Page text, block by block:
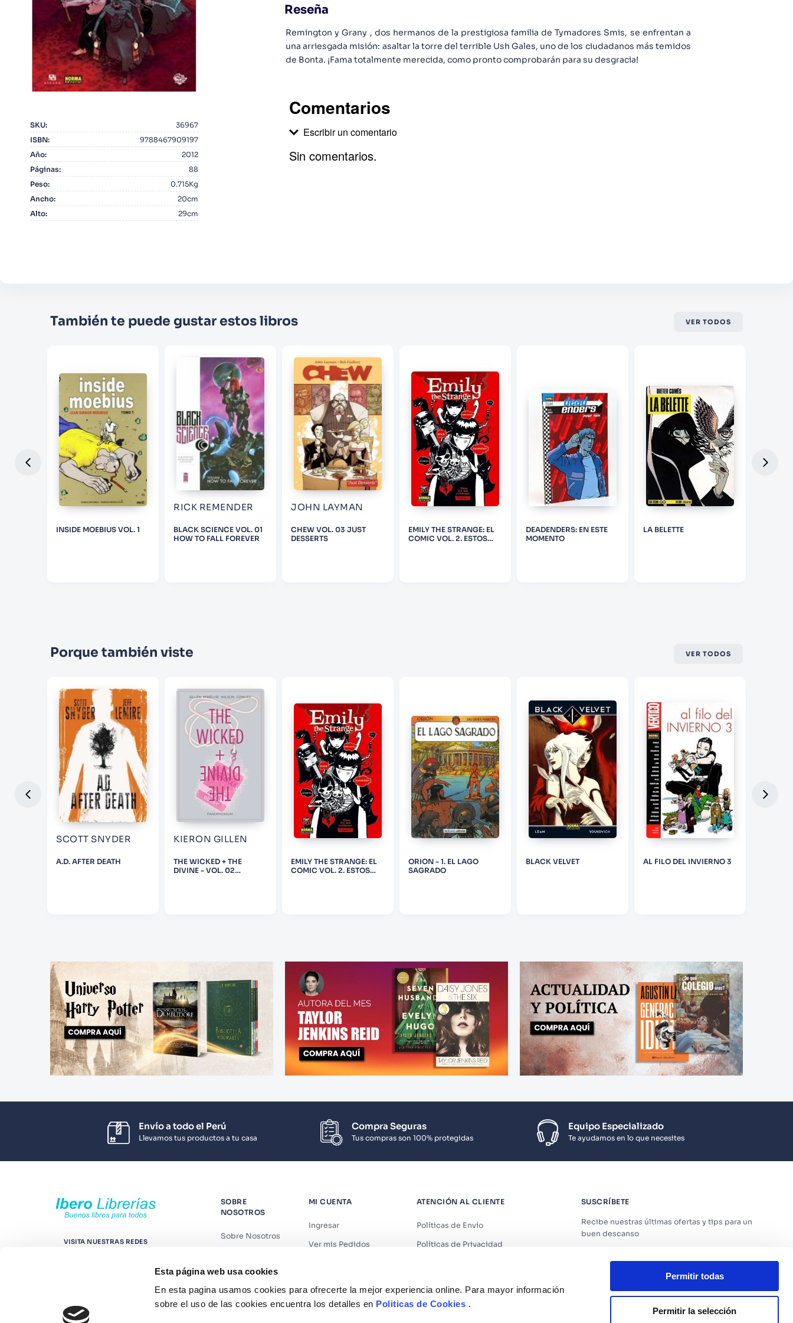
Esta página web usa cookies
En esta pagina usamos cookies para ofrecerte la mejor experiencia online. Para mayor información
sobre el uso de las cookies encuentra los detalles en Politicas de Cookies .
Permitir todas
Permitir la selección
SKU:
36967
ISBN:
9788467909197
Año:
2012
Páginas:
88
Peso:
0.715Kg
Ancho:
20cm
Alto: 29cm
Reseña
Remington y Grany , dos hermanos de la prestigiosa familia de Tymadores Smis, se enfrentan a
una arriesgada misión: asaltar la torre del terrible Ush Gales, uno de los ciudadanos más temidos
de Bonta. ¡Fama totalmente merecida, como pronto comprobarán para su desgracia!
Comentarios
Escribir un comentario
Escribir comentario
ENVIAR COMENTARIO
Sin comentarios.
También te puede gustar estos libros VER TODOS
INSIDE MOEBIUS VOL. 1
RICK REMENDER
BLACK SCIENCE VOL. 01
HOW TO FALL FOREVER
JOHN LAYMAN
CHEW VOL. 03 JUST
DESSERTS
EMILY THE STRANGE: EL
COMIC VOL. 2. ESTOS
DEADENDERS: EN ESTE
MOMENTO
LA BELETTE
Porque también viste VER TODOS
SCOTT SNYDER
A.D. AFTER DEATH
KIERON GILLEN
THE WICKED + THE
DIVINE - VOL. 02
EMILY THE STRANGE: EL
COMIC VOL. 2. ESTOS
ORION - 1. EL LAGO
SAGRADO
BLACK VELVET AL FILO DEL INVIERNO 3
Envío a todo el Perú
Llevamos tus productos a tu casa
Compra Seguras
Tus compras son 100% protegidas
Equipo Especializado
Te ayudamos en lo que necesites
VISITA NUESTRAS REDES
SOBRE
NOSOTROS
Sobre Nosotros
Contáctanos
Suscríbete
MI CUENTA
Ingresar
Ver mis Pedidos
Recuperar Contraseña
ATENCIÓN AL CLIENTE
Políticas de Envío
Políticas de Privacidad
Términos y Condiciones
SUSCRÍBETE
Recibe nuestras últimas ofertas y tips para un
buen descanso
Acepto losTérminos y CondicionesyPolítica